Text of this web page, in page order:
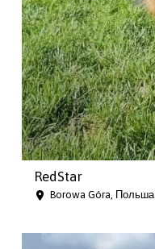
RedStar
Borowa Góra, Польша